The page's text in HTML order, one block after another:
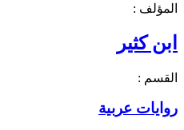
المؤلف :
ابن كثير
القسم :
روايات عربية